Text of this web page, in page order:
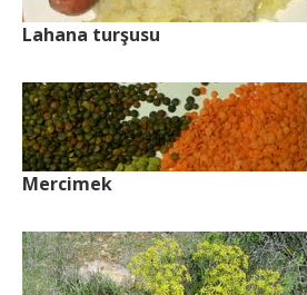
Lahana turşusu
Mercimek